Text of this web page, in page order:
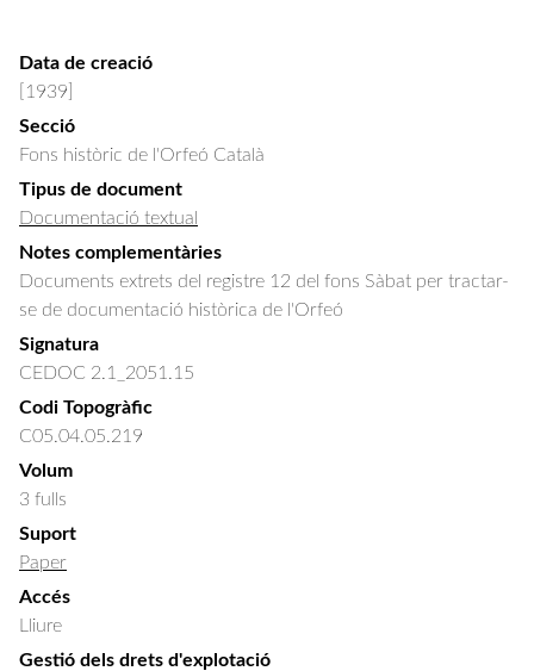
Data de creació
[1939]
Secció
Fons històric de l'Orfeó Català
Tipus de document
Documentació textual
Notes complementàries
Documents extrets del registre 12 del fons Sàbat per tractar-
se de documentació històrica de l'Orfeó
Signatura
CEDOC 2.1_2051.15
Codi Topogràfic
C05.04.05.219
Volum
3 fulls
Suport
Paper
Accés
Lliure
Gestió dels drets d'explotació